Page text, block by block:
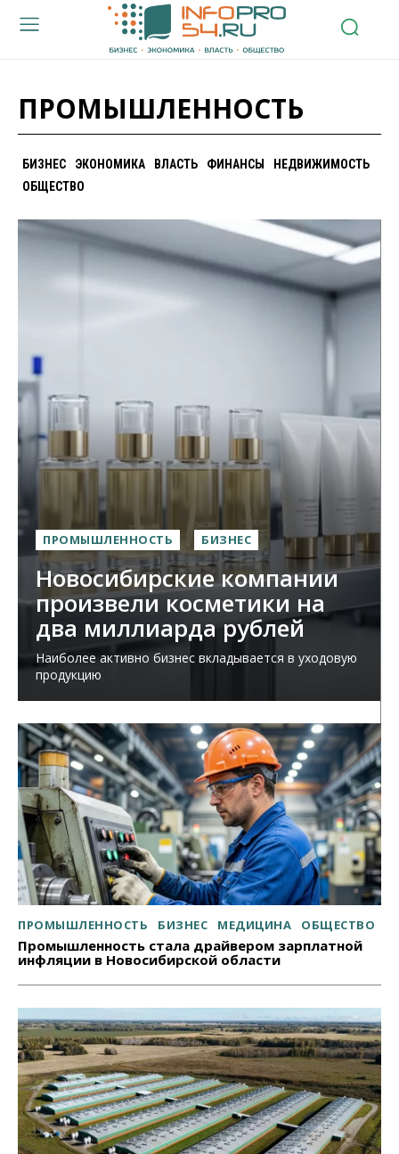
ПРОМЫШЛЕННОСТЬ
БИЗНЕС ЭКОНОМИКА ВЛАСТЬ ФИНАНСЫ
НЕДВИЖИМОСТЬ
ОБЩЕСТВО
ПРОМЫШЛЕННОСТЬ БИЗНЕС
Новосибирские компании
произвели косметики на
два миллиарда рублей
Наиболее активно бизнес вкладывается в уходовую
продукцию
ПРОМЫШЛЕННОСТЬ БИЗНЕС МЕДИЦИНА ОБЩЕСТВО
Промышленность стала драйвером зарплатной
инфляции в Новосибирской области